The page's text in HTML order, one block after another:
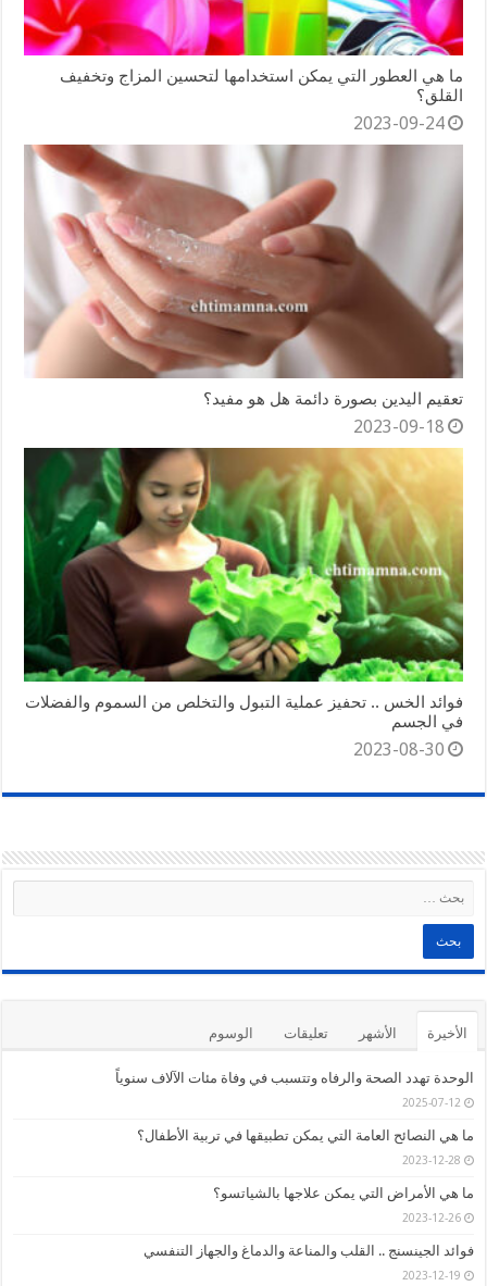
ما هي العطور التي يمكن استخدامها لتحسين المزاج وتخفيف
القلق؟
2023-09-24
تعقيم اليدين بصورة دائمة هل هو مفيد؟
2023-09-18
فوائد الخس .. تحفيز عملية التبول والتخلص من السموم والفضلات
في الجسم
2023-08-30
الأخيرة الأشهر تعليقات الوسوم
الوحدة تهدد الصحة والرفاه وتتسبب في وفاة مئات الآلاف سنوياً
2025-07-12
ما هي النصائح العامة التي يمكن تطبيقها في تربية الأطفال؟
2023-12-28
ما هي الأمراض التي يمكن علاجها بالشياتسو؟
2023-12-26
فوائد الجينسنج .. القلب والمناعة والدماغ والجهاز التنفسي
2023-12-19